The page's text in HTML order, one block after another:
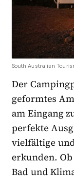
South Australian
Der
geformtes
am Eingang
perfekte
vielfältige
erkunden.
Bad und